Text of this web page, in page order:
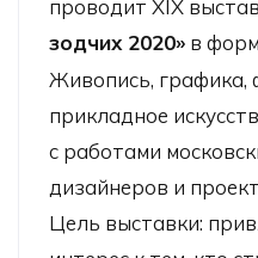
проводит XIX
зодчих 2020» в
Живопись, графика,
прикладное
с работами
дизайнеров и
Цель выставки: